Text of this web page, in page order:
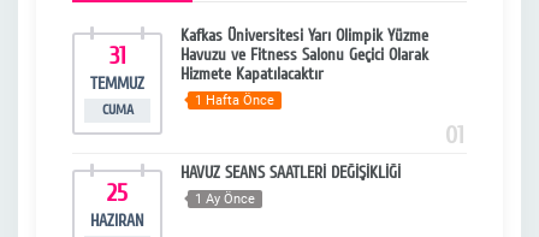
31
TEMMUZ
CUMA
Kafkas Üniversitesi Yarı Olimpik Yüzme
Havuzu ve Fitness Salonu Geçici Olarak
Hizmete Kapatılacaktır
1 Hafta Önce
01
25
HAZIRAN
HAVUZ SEANS SAATLERİ DEĞİŞİKLİĞİ
1 Ay Önce